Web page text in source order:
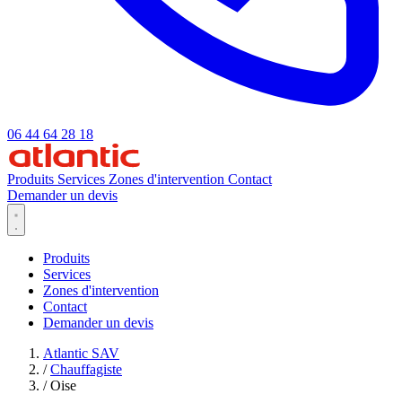
06 44 64 28 18
Produits Services Zones d'intervention Contact
Demander un devis
Produits
Services
Zones d'intervention
Contact
Demander un devis
Atlantic SAV
/ Chauffagiste
/ Oise